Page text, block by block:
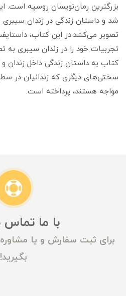
تصویر می‌کشد.در این کتاب،
تجربیات خود را در زندان سیبری به
کتاب به داستان زندگی داخل زندان و
سختی‌های دیگری که زندانیان در
مواجه هستند، پرداخته است.
با ما تماس
برای ثبت سفارش و یا
بگیرید!